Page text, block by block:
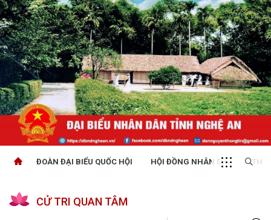
ĐOÀN ĐẠI BIỂU QUỐC HỘI HỘI ĐỒNG NHÂN DÂN
CỬ TRI QUAN TÂM